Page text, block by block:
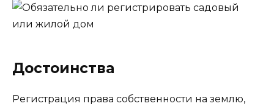
Достоинства
Регистрация права собственности на землю,